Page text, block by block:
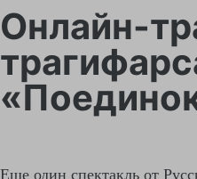
Онлайн-
Еще один спектакль от